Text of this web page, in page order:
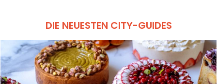
DIE NEUESTEN CITY-GUIDES